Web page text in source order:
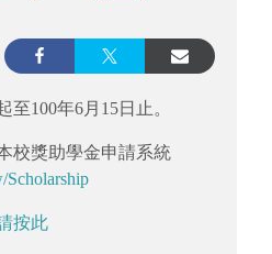
100年6月15日止。
校獎助學金申請系統
Scholarship
按此